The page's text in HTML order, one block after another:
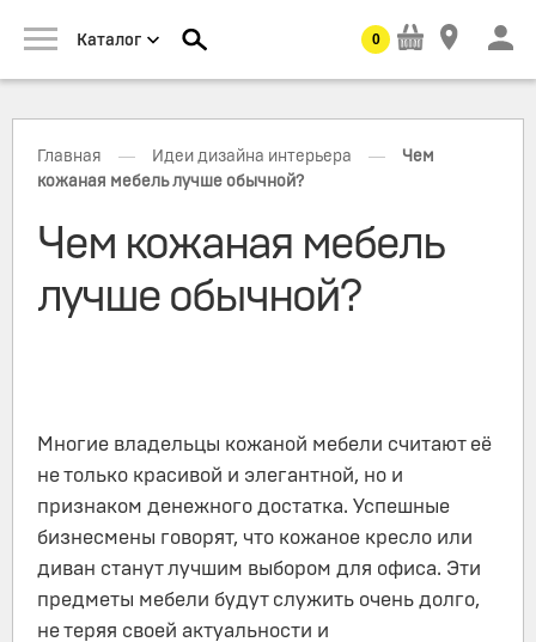
Каталог 0
Главная — Идеи дизайна интерьера —
Чем
кожаная мебель лучше обычной?
Чем кожаная мебель
лучше обычной?
Многие владельцы кожаной мебели считают её
не только красивой и элегантной, но и
признаком денежного достатка. Успешные
бизнесмены говорят, что кожаное кресло или
диван станут лучшим выбором для офиса. Эти
предметы мебели будут служить очень долго,
не теряя своей актуальности и